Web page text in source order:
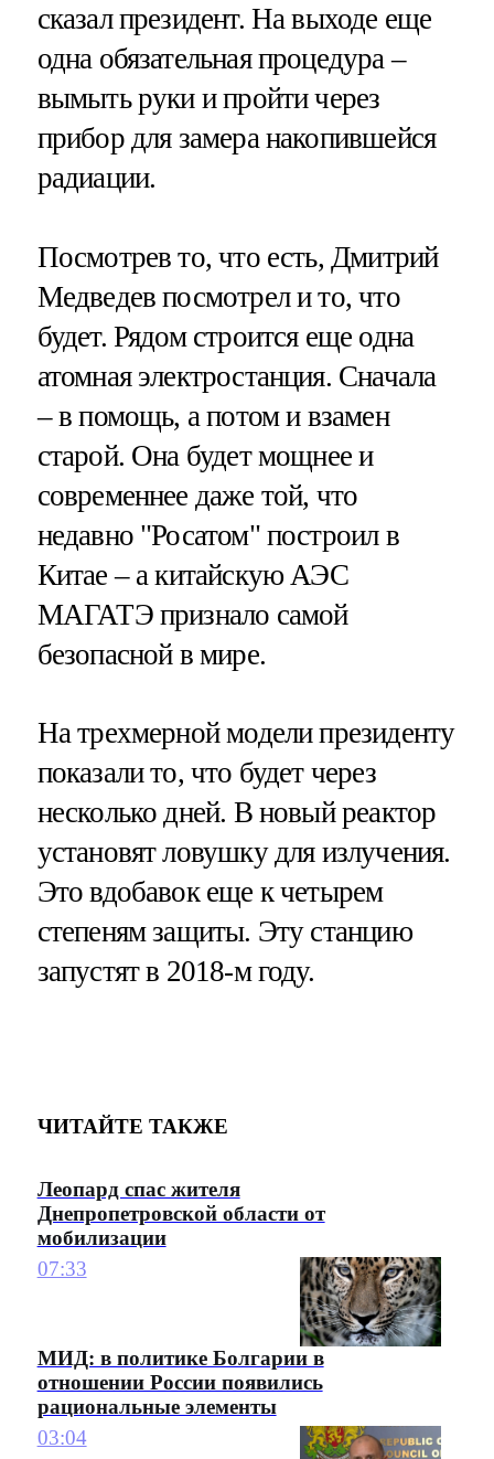
сказал президент. На выходе еще
одна обязательная процедура –
вымыть руки и пройти через
прибор для замера накопившейся
радиации.
Посмотрев то, что есть, Дмитрий
Медведев посмотрел и то, что
будет. Рядом строится еще одна
атомная электростанция. Сначала
– в помощь, а потом и взамен
старой. Она будет мощнее и
современнее даже той, что
недавно "Росатом" построил в
Китае – а китайскую АЭС
МАГАТЭ признало самой
безопасной в мире.
На трехмерной модели президенту
показали то, что будет через
несколько дней. В новый реактор
установят ловушку для излучения.
Это вдобавок еще к четырем
степеням защиты. Эту станцию
запустят в 2018-м году.
ЧИТАЙТЕ ТАКЖЕ
Леопард спас жителя
Днепропетровской области от
мобилизации
07:33
МИД: в политике Болгарии в
отношении России появились
рациональные элементы
03:04